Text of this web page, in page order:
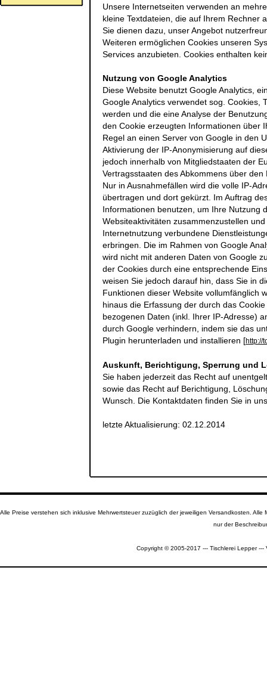
Unsere Internetseiten verwenden an
kleine Textdateien, die auf Ihrem Rechner
Sie dienen dazu, unser Angebot
Weiteren ermöglichen Cookies unseren
Services anzubieten. Cookies enthalten
Nutzung von Google Analytics
Diese Website benutzt Google Analytics,
Google Analytics verwendet sog.
werden und die eine Analyse der
den Cookie erzeugten Informationen über
Regel an einen Server von Google in den
Aktivierung der IP-Anonymisierung auf
jedoch innerhalb von Mitgliedstaaten der
Vertragsstaaten des Abkommens über
Nur in Ausnahmefällen wird die volle IP-
übertragen und dort gekürzt. Im Auftrag
Informationen benutzen, um Ihre Nutzung
Websiteaktivitäten zusammenzustellen
Internetnutzung verbundene
erbringen. Die im Rahmen von Google
wird nicht mit anderen Daten von Google
der Cookies durch eine entsprechende
weisen Sie jedoch darauf hin, dass Sie in
Funktionen dieser Website vollumfänglich
hinaus die Erfassung der durch das
bezogenen Daten (inkl. Ihrer IP-Adresse)
durch Google verhindern, indem sie das
Plugin herunterladen und installieren [http://
Auskunft, Berichtigung, Sperrung und
Sie haben jederzeit das Recht auf
sowie das Recht auf Berichtigung,
Wunsch. Die Kontaktdaten finden Sie in
letzte Aktualisierung: 02.12.2014
Alle Preise verstehen sich inklusive Mehrwertsteuer zuzüglich der jeweiligen Versandkosten.
nur der
Copyright © 2005-2017 --- Tischlerei Lepper